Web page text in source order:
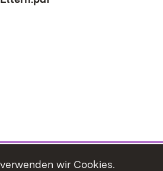
wir Cookies.